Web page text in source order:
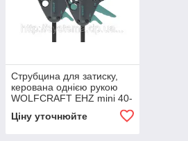
Струбцина для затиску,
керована однією рукою
WOLFCRAFT EHZ mini 40-
Ціну уточнюйте